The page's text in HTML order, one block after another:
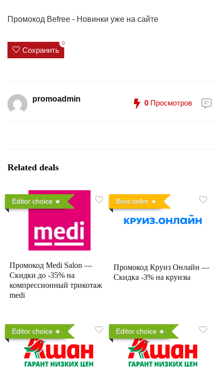
Промокод Befree - Новинки уже на сайте
Сохранить
0
promoadmin 0 Просмотров
Related deals
Editor choice
Промокод Medi Salon —
Скидки до -35% на
компрессионный трикотаж
medi
Best seller
Промокод Круиз Онлайн —
Скидка -3% на круизы
Editor choice Editor choice